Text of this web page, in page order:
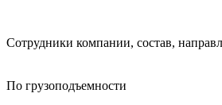
Сотрудники компании, состав,
По грузоподъемности